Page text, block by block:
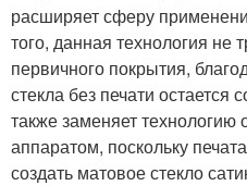
расширяет сферу
того, данная технология не
первичного покрытия,
стекла без печати
также заменяет технологию
аппаратом, поскольку
создать матовое стекло